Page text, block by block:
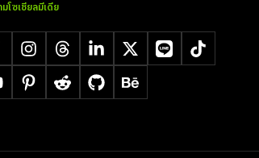
โซเชียลมีเดีย
Instagram
ThreadsLinkedIn
X LINETikTok
Pinterest
RedditGitHubBehance